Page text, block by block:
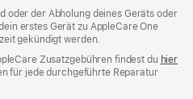
oder der Abholung deines Geräts oder
erstes Gerät zu AppleCare One
gekündigt werden.
Zusatzgebühren findest du hier
für jede durchgeführte Reparatur